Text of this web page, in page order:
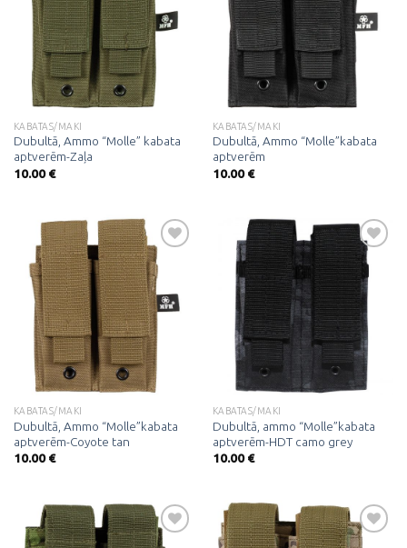
Pievienot
vēlmju
sarakstam
KABATAS/MAKI
Dubultā, Ammo “Molle” kabata
aptverēm-Zaļa
10.00€
Pievienot
vēlmju
sarakstam
KABATAS/MAKI
Dubultā, Ammo “Molle”kabata
aptverēm
10.00€
Pievienot
vēlmju
sarakstam
KABATAS/MAKI
Dubultā, Ammo “Molle”kabata
aptverēm-Coyote tan
10.00€
Pievienot
vēlmju
sarakstam
KABATAS/MAKI
Dubultā, ammo “Molle”kabata
aptverēm-HDT camo grey
10.00€